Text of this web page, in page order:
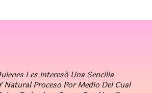
Les Interesó Una Sencilla
Proceso Por Medio Del Cual